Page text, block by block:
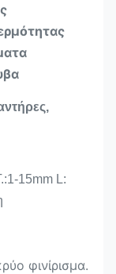
15mm L:
φινίρισμα.